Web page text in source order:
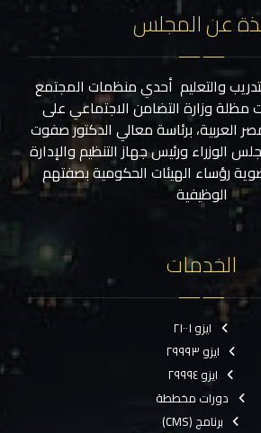
عن المجلس
والتعليم أحدي منظمات المجتمع
مظلة وزارة التضامن الاجتماعي على
برئاسة معالي الدكتور صفوت
الوزراء ورئيس جهاز التنظيم والإدارة
رؤساء الهيئات الحكومية بصفتهم
الوظيفية
الخدمات
ايزو ٢١٠٠١
ايزو ٢٩٩٩٣
ايزو ٢٩٩٩٤
دورات مخططة
برنامج (CMS)